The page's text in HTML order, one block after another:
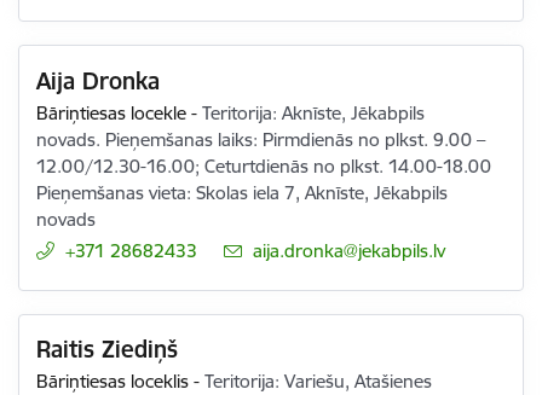
Aija Dronka
Bāriņtiesas locekle -Teritorija: Aknīste, Jēkabpils
novads. Pieņemšanas laiks: Pirmdienās no plkst. 9.00 –
12.00/12.30-16.00; Ceturtdienās no plkst. 14.00-18.00
Pieņemšanas vieta: Skolas iela 7, Aknīste, Jēkabpils
novads
+371 28682433
E-pasts:
aija.dronka@jekabpils.lv
Raitis Ziediņš
Bāriņtiesas loceklis -Teritorija: Variešu, Atašienes